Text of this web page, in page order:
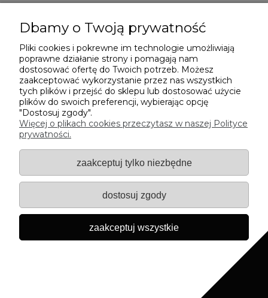
Muślinowa koszula z kołnierzykiem
słomkowy beż
299,00 zł
do koszyka
Bawełniana koszula z kołnierzykiem
- Nerida Hansen Mint
299,00 zł
do koszyka
Dbamy o Twoją prywatność
Pliki cookies i pokrewne im technologie umożliwiają
poprawne działanie strony i pomagają nam
dostosować ofertę do Twoich potrzeb. Możesz
zaakceptować wykorzystanie przez nas wszystkich
tych plików i przejść do sklepu lub dostosować użycie
plików do swoich preferencji, wybierając opcję
"Dostosuj zgody".
Więcej o plikach cookies przeczytasz w naszej Polityce
prywatności.
zaakceptuj tylko niezbędne
dostosuj zgody
zaakceptuj wszystkie